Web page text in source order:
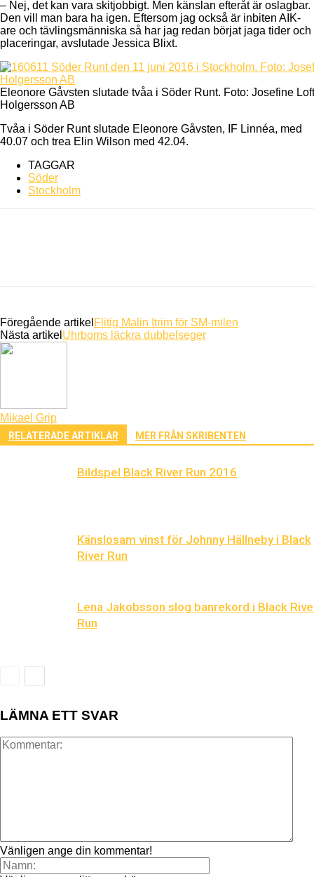
– Nej, det kan vara skitjobbigt. Men känslan efteråt är oslagbar.
Den vill man bara ha igen. Eftersom jag också är inbiten AIK-
are och tävlingsmänniska så har jag redan börjat jaga tider och
placeringar, avslutade Jessica Blixt.
Eleonore Gåvsten slutade tvåa i Söder Runt. Foto: Josefine
Holgersson AB
Tvåa i Söder Runt slutade Eleonore Gåvsten, IF Linnéa, med
40.07 och trea Elin Wilson med 42.04.
TAGGAR
Söder
Stockholm
Föregående artikel Flitig Malin Itrim för SM-milen
Nästa artikel Uhrboms läckra dubbelseger
Mikael Grip
RELATERADE ARTIKLAR MER FRÅN SKRIBENTEN
Bildspel Black River Run 2016
Känslosam vinst för Johnny Hällneby i Black
River Run
Lena Jakobsson slog banrekord i Black
Run
LÄMNA ETT SVAR
Vänligen ange din kommentar!